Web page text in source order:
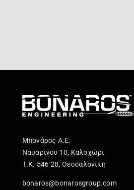
Μπονάρος Α.Ε.
Ναυαρίνου 10, Καλοχώρι
Τ.Κ. 546 28, Θεσσαλονίκη
bonaros@bonarosgroup.com